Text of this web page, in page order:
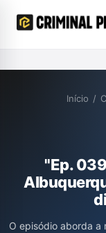
Início /
"Ep.
O episódio aborda a